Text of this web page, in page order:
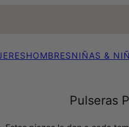
HOMBRESNIÑAS &
Pulseras